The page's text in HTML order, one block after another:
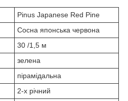
Pinus Japanese Red Pine
Сосна японська червона
30 /1,5 м
зелена
пірамідальна
2-х річний